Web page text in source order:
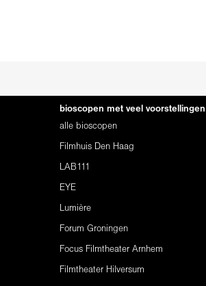
bioscopen met veel voorstellingen
alle bioscopen
Filmhuis Den Haag
LAB111
EYE
Lumière
Forum Groningen
Focus Filmtheater Arnhem
Filmtheater Hilversum